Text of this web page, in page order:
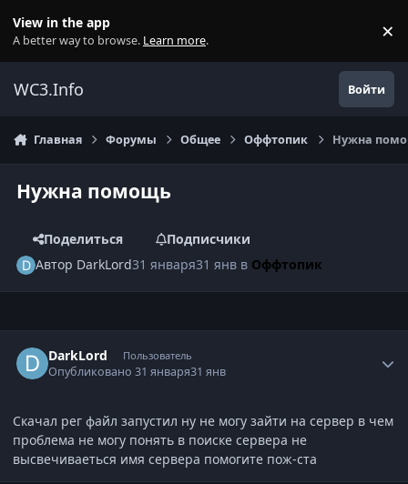
View in the app
A better way to browse. Learn more. ×
WC3.Info Войти
Главная Форумы Общее Оффтопик Нужна
Нужна помощь
Поделиться
Подписчики
Автор DarkLord31 января31 янв в Оффтопик
DarkLord Пользователь
Опубликовано31 января31 янв
Скачал рег файл запустил ну не могу зайти на сервер в чем
проблема не могу понять в поиске сервера не
высвечиваеться имя сервера помогите пож-ста